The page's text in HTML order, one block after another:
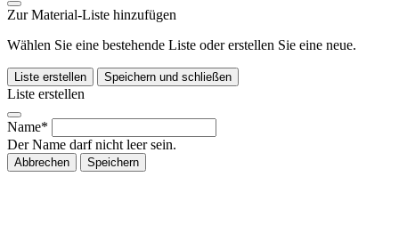
Zur Material-Liste hinzufügen
Wählen Sie eine bestehende Liste oder erstellen Sie eine neue.
Liste erstellen Speichern und schließen
Liste erstellen
Name*
Der Name darf nicht leer sein.
Abbrechen Speichern